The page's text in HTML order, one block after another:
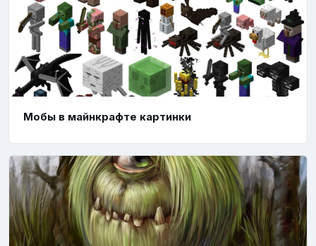
Мобы в майнкрафте картинки